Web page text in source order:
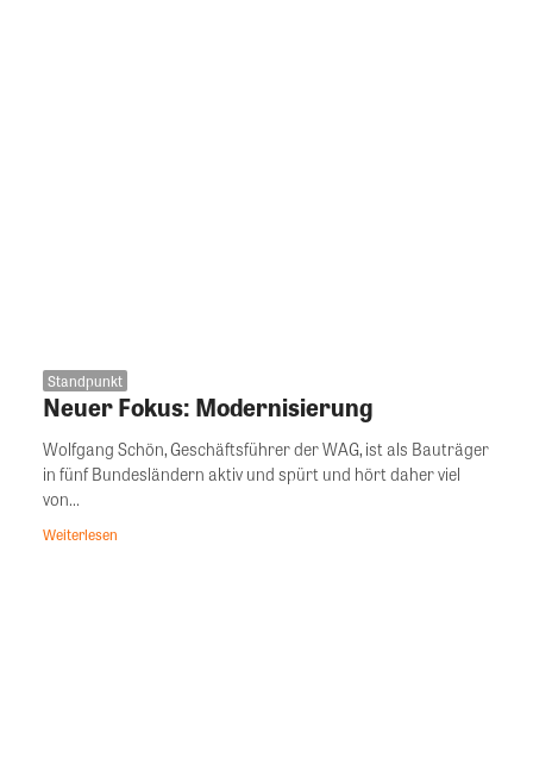
Standpunkt
Neuer Fokus: Modernisierung
Wolfgang Schön, Geschäftsführer der WAG, ist als Bauträger
in fünf Bundesländern aktiv und spürt und hört daher viel
von...
Weiterlesen